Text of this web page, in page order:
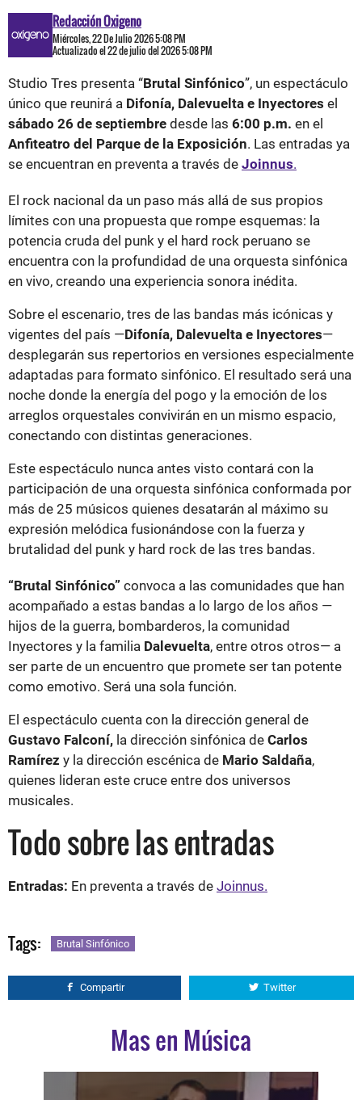
Redacción Oxigeno
Miércoles, 22 De Julio 2026 5:08 PM
Actualizado el 22 de julio del 2026 5:08 PM
Studio Tres presenta “Brutal Sinfónico”, un espectáculo
único que reunirá a Difonía, Dalevuelta e Inyectores el
sábado 26 de septiembre desde las 6:00 p.m. en el
Anfiteatro del Parque de la Exposición. Las entradas ya
se encuentran en preventa a través de Joinnus.
El rock nacional da un paso más allá de sus propios
límites con una propuesta que rompe esquemas: la
potencia cruda del punk y el hard rock peruano se
encuentra con la profundidad de una orquesta sinfónica
en vivo, creando una experiencia sonora inédita.
Sobre el escenario, tres de las bandas más icónicas y
vigentes del país —Difonía, Dalevuelta e Inyectores—
desplegarán sus repertorios en versiones especialmente
adaptadas para formato sinfónico. El resultado será una
noche donde la energía del pogo y la emoción de los
arreglos orquestales convivirán en un mismo espacio,
conectando con distintas generaciones.
Este espectáculo nunca antes visto contará con la
participación de una orquesta sinfónica conformada por
más de 25 músicos quienes desatarán al máximo su
expresión melódica fusionándose con la fuerza y
brutalidad del punk y hard rock de las tres bandas.
“Brutal Sinfónico” convoca a las comunidades que han
acompañado a estas bandas a lo largo de los años —
hijos de la guerra, bombarderos, la comunidad
Inyectores y la familia Dalevuelta, entre otros otros— a
ser parte de un encuentro que promete ser tan potente
como emotivo. Será una sola función.
El espectáculo cuenta con la dirección general de
Gustavo Falconí, la dirección sinfónica de Carlos
Ramírez y la dirección escénica de Mario Saldaña,
quienes lideran este cruce entre dos universos
musicales.
Todo sobre las entradas
Entradas: En preventa a través de Joinnus.
Tags: Brutal Sinfónico
Compartir Twitter
Mas en Música